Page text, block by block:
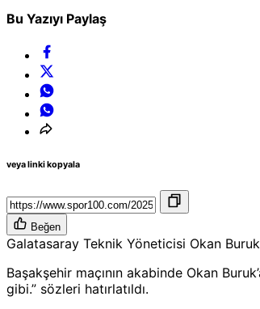
Bu Yazıyı Paylaş
veya linki kopyala
Beğen
Galatasaray Teknik Yöneticisi Okan
Başakşehir maçının akabinde Okan
gibi.” sözleri hatırlatıldı.